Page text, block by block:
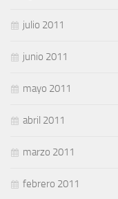
julio 2011
junio 2011
mayo 2011
abril 2011
marzo 2011
febrero 2011